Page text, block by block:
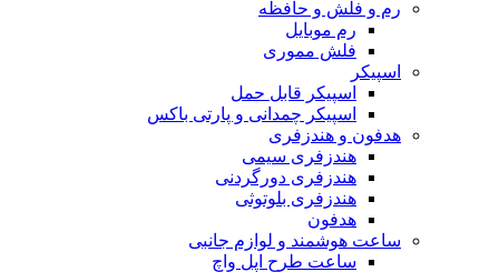
رم و فلش و حافظه
رم موبایل
فلش مموری
اسپیکر
اسپیکر قابل حمل
اسپیکر چمدانی و پارتی باکس
هدفون و هندزفری
هندزفری سیمی
هندزفری دورگردنی
هندزفری بلوتوثی
هدفون
ساعت هوشمند و لوازم جانبی
ساعت طرح اپل واچ